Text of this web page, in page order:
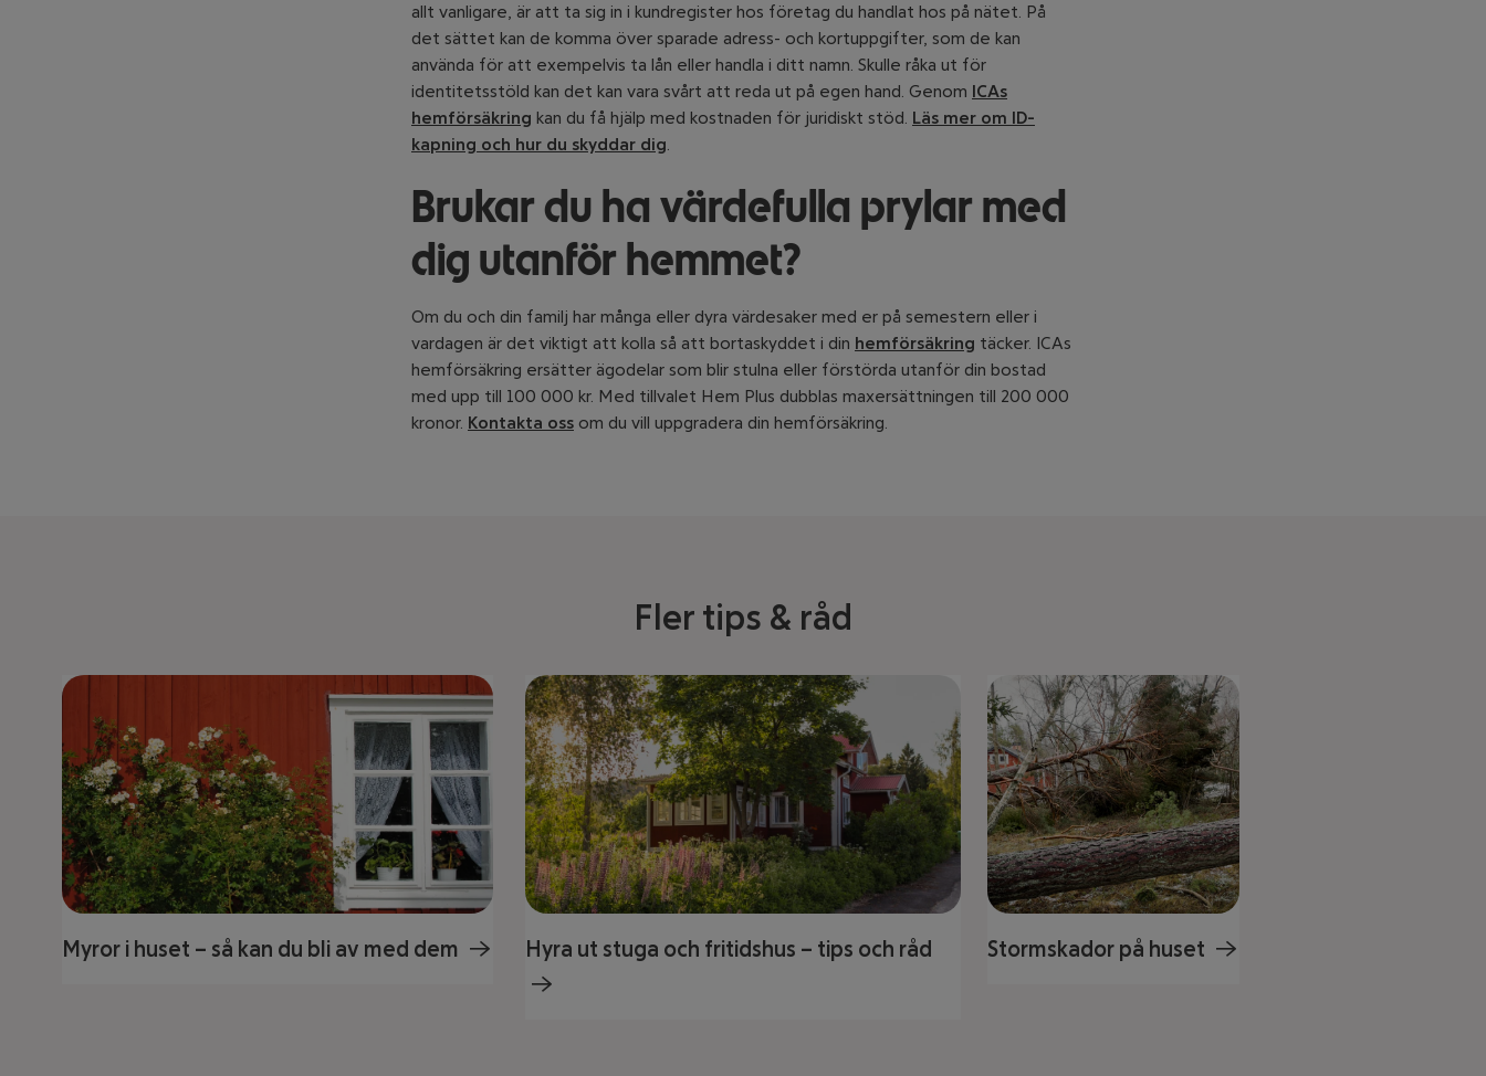
allt vanligare, är att ta sig in i kundregister hos företag du handlat hos på nätet. På
det sättet kan de komma över sparade adress- och kortuppgifter, som de kan
använda för att exempelvis ta lån eller handla i ditt namn. Skulle råka ut för
identitetsstöld kan det kan vara svårt att reda ut på egen hand. Genom ICAs
hemförsäkring kan du få hjälp med kostnaden för juridiskt stöd. Läs mer om ID-
kapning och hur du skyddar dig.
Brukar du ha värdefulla prylar med
dig utanför hemmet?
Om du och din familj har många eller dyra värdesaker med er på semestern eller i
vardagen är det viktigt att kolla så att bortaskyddet i din hemförsäkring täcker. ICAs
hemförsäkring ersätter ägodelar som blir stulna eller förstörda utanför din bostad
med upp till 100 000 kr. Med tillvalet Hem Plus dubblas maxersättningen till 200 000
kronor. Kontakta oss om du vill uppgradera din hemförsäkring.
Fler tips & råd
Myror i huset – så kan du bli av med dem Hyra ut stuga och fritidshus – tips och råd Stormskador på huset